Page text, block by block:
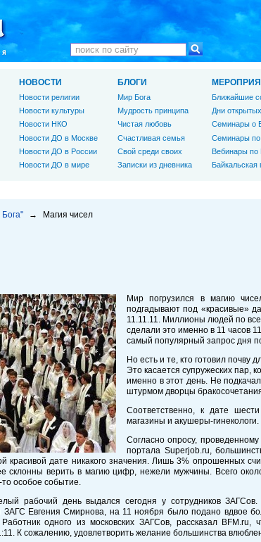
→ Магия чисел
Мир погрузился в магию
подгадывают под «красивые»
11.11.11. Миллионы людей по
сделали это именно в 11 часов
самый популярный запрос дня
Но есть и те, кто готовил почву
Это касается супружеских пар,
именно в этот день. Не
штурмом дворцы
Соответственно, к дате
магазины и акушеры-гинекологи.
Согласно опросу, проведенному
портала Superjob.ru,
красивой дате никакого значения. Лишь 3% опрошенных
склонны верить в магию цифр, нежели мужчины. Всего
то особое событие.
рабочий день выдался сегодня у сотрудников ЗАГСов.
ЗАГС Евгения Смирнова, на 11 ноября было подано вдвое
одного из московских ЗАГСов, рассказал BFM.ru,
К сожалению, удовлетворить желание большинства
НОВОСТИ
Новости религии
Новости культуры
Новости НКО
Новости ДО в Москве
Новости ДО в России
Новости ДО в мире
БЛОГИ
Мир Бога
Мудрость принципа
Чистая любовь
Счастливая семья
Свой среди своих
Записки из дневника
Ближайшие
Дни
Семинары о
Семинары
Вебинары по
Байкальская